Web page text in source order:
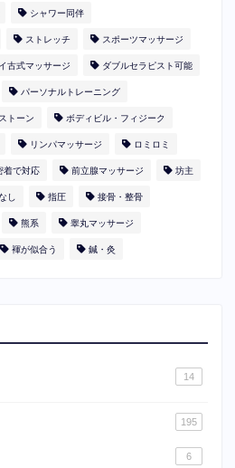
シャワー同伴
ストレッチ スポーツマッサージ
古式マッサージ ダブルセラピスト可能
パーソナルトレーニング
トーン ボディビル・フィジーク
リンパマッサージ ロミロミ
着で対応 前立腺マッサージ 坊主
し 指圧 接骨・整骨
熊系 睾丸マッサージ
褌が似合う 鍼・灸
14
195
6